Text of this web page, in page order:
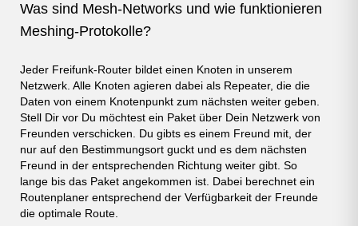
Was sind Mesh-Networks und wie funktionieren
Meshing-Protokolle?
Jeder Freifunk-Router bildet einen Knoten in unserem
Netzwerk. Alle Knoten agieren dabei als Repeater, die die
Daten von einem Knotenpunkt zum nächsten weiter geben.
Stell Dir vor Du möchtest ein Paket über Dein Netzwerk von
Freunden verschicken. Du gibts es einem Freund mit, der
nur auf den Bestimmungsort guckt und es dem nächsten
Freund in der entsprechenden Richtung weiter gibt. So
lange bis das Paket angekommen ist. Dabei berechnet ein
Routenplaner entsprechend der Verfügbarkeit der Freunde
die optimale Route.